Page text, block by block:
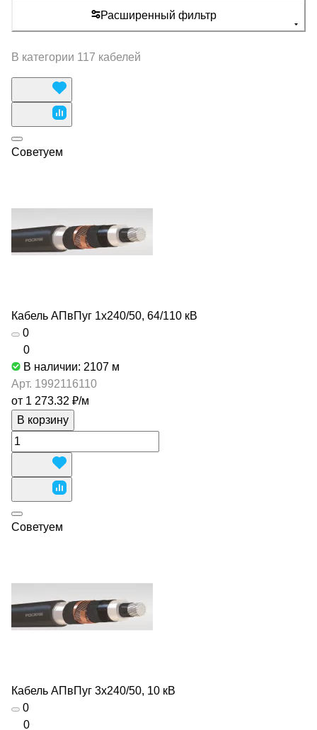
Расширенный фильтр
В категории 117 кабелей
Советуем
Кабель АПвПуг 1х240/50, 64/110 кВ
0
0
В наличии: 2107 м
Арт. 1992116110
от 1 273.32 ₽/м
В корзину
Советуем
Кабель АПвПуг 3х240/50, 10 кВ
0
0